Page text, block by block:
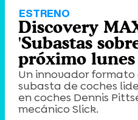
ESTRENO
Discovery
'Subastas
próximo
Un innovador
subasta de coches
en coches Dennis
mecánico Slick.